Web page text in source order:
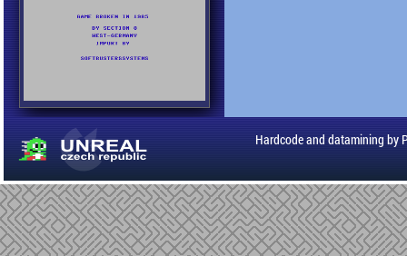
Hardcode and datamining by